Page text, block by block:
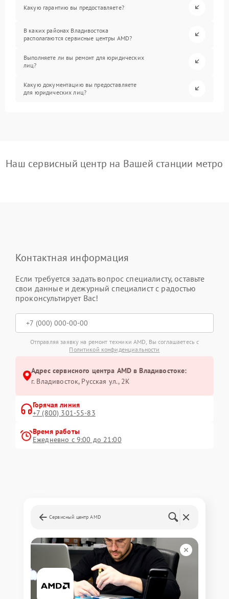
Какую гарантию вы предоставляете?
В каких районах Владивостока
располагаются сервисные центры AMD?
Выполняете ли вы ремонт для юридических
лиц?
Какую документацию вы предоставляете
для юридических лиц?
Наш сервисный центр на Вашей станции метро
Контактная информация
Если требуется задать вопрос специалисту, оставьте
свои данные и дежурный специалист с радостью
проконсультирует Вас!
Отправляя заявку на ремонт техники AMD, Вы соглашаетесь с
Политикой конфиденциальности
Адрес сервисного центра AMD в Владивостоке:
г. Владивосток, Русская ул., 2К
Горячая линия
+7 (800) 301-55-83
Время работы
Ежедневно с 9:00 до 21:00
Сервисный центр AMD